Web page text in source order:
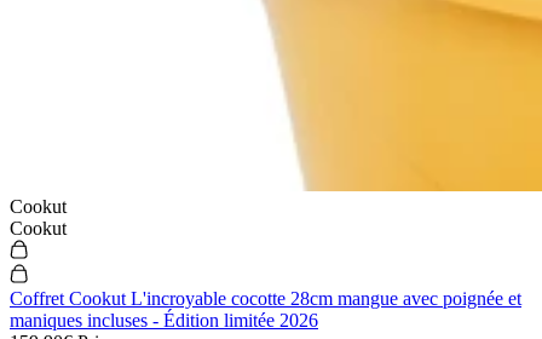
Cookut
Cookut
Coffret Cookut L'incroyable cocotte 28cm mangue avec poignée et
maniques incluses - Édition limitée 2026